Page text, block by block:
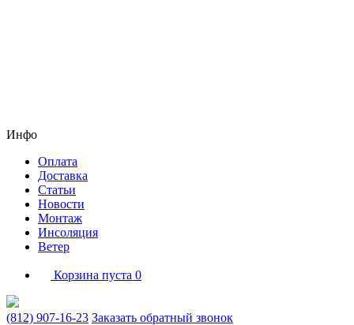
Инфо
Оплата
Доставка
Статьи
Новости
Монтаж
Инсоляция
Ветер
Корзина пуста 0
(812) 907-16-23 Заказать обратный звонок